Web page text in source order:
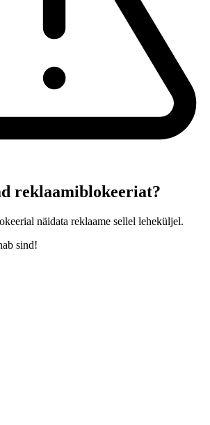
reklaamiblokeeriat?
näidata reklaame sellel leheküljel.
sind!